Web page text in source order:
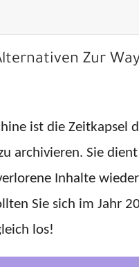
Zur
ist die
archivieren. Sie
Inhalte
Sie sich im Jahr
los!